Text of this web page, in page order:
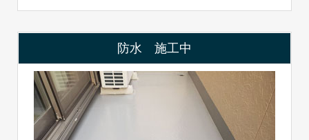
防水 施工中